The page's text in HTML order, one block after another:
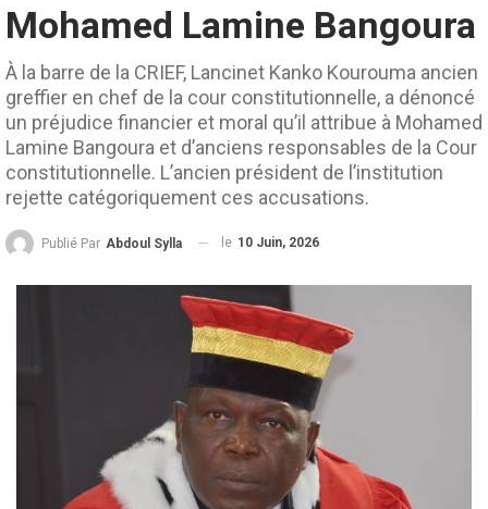
Mohamed Lamine Bangoura
À la barre de la CRIEF, Lancinet Kanko Kourouma ancien
greffier en chef de la cour constitutionnelle, a dénoncé
un préjudice financier et moral qu’il attribue à Mohamed
Lamine Bangoura et d’anciens responsables de la Cour
constitutionnelle. L’ancien président de l’institution
rejette catégoriquement ces accusations.
Publié Par Abdoul Sylla le 10 Juin, 2026